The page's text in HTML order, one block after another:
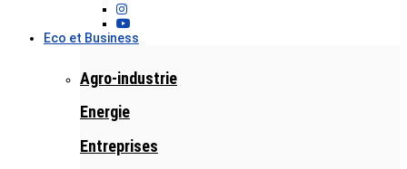
Eco et Business
Agro-industrie
Energie
Entreprises